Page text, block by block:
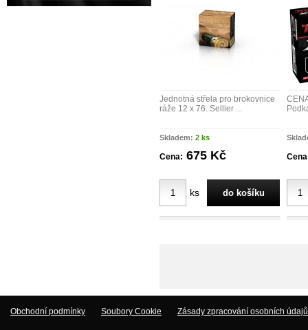
Jednotná střela pro brokovnice
ráže 12 x 76. Sellier ...
Skladem: 2 ks
Cena: 675 Kč
ks
Obchodní podmínky Soubory Cookie Zásady zpracování osobních údajů